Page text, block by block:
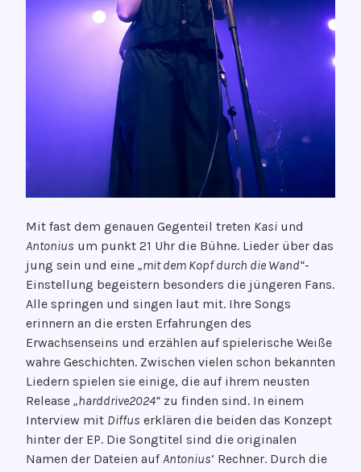
Mit fast dem genauen Gegenteil treten Kasi und
Antonius um punkt 21 Uhr die Bühne. Lieder über das
jung sein und eine „mit dem Kopf durch die Wand“-
Einstellung begeistern besonders die jüngeren Fans.
Alle springen und singen laut mit. Ihre Songs
erinnern an die ersten Erfahrungen des
Erwachsenseins und erzählen auf spielerische Weiße
wahre Geschichten. Zwischen vielen schon bekannten
Liedern spielen sie einige, die auf ihrem neusten
Release „harddrive2024“ zu finden sind. In einem
Interview mit Diffus erklären die beiden das Konzept
hinter der EP. Die Songtitel sind die originalen
Namen der Dateien auf Antonius‘ Rechner. Durch die